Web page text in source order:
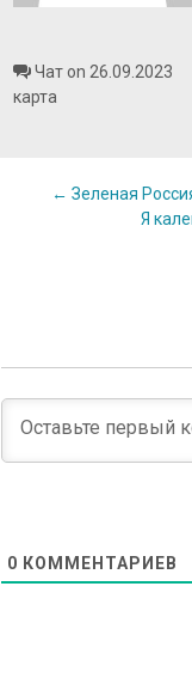
Чат on 26.09.2023
карта
Post
← Зеленая
Я
0 КОММЕНТАРИЕВ